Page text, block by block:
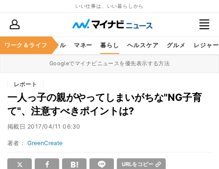
いい仕事は、いい暮らしから
ワーク＆ライフ
ア ビジネススキル マネー 暮らし ヘルスケア グルメ レジャー
Googleでマイナビニュースを優先表示する方法
レポート
一人っ子の親がやってしまいがちな"NG子育
て"、注意すべきポイントは?
掲載日 2017/04/11 06:30
著者： GreenCreate
URLをコピー